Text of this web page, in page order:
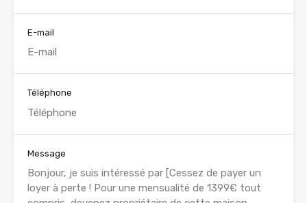
E-mail
Téléphone
Message